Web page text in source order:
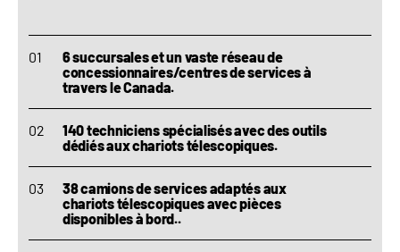
6 succursales et un vaste réseau de
concessionnaires/centres de services à
travers le Canada.
140 techniciens spécialisés avec des outils
dédiés aux chariots télescopiques.
38 camions de services adaptés aux
chariots télescopiques avec pièces
disponibles à bord..